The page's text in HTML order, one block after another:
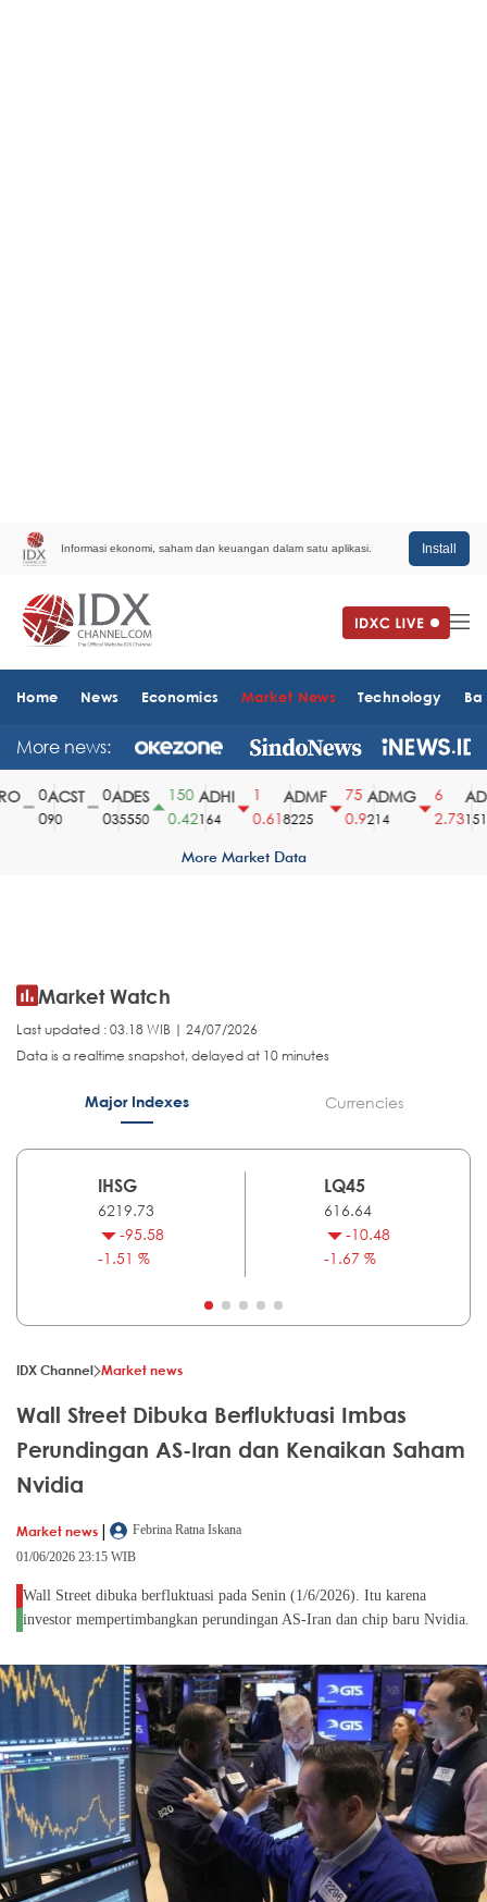
Informasi ekonomi, saham dan keuangan dalam satu aplikasi. Install
Home News Economics Market News Technology
More news:
ACST
90
ADES
35550
150
0.42
ADHI
164
0.61
ADMF
8225
75
0.9
ADMG
214
2.731510
More Market Data
Market Watch
Last updated : 03.18 WIB | 24/07/2026
Data is a realtime snapshot, delayed at 10 minutes
Major Indexes Currencies
IHSG
6219.73
-95.58
-1.51 %
LQ45
616.64
-10.48
-1.67 %
IDX Channel Market news
Wall Street Dibuka Berfluktuasi Imbas
Perundingan AS-Iran dan Kenaikan Saham
Nvidia
Market news |
Febrina Ratna Iskana
01/06/2026 23:15 WIB
Wall Street dibuka berfluktuasi pada Senin (1/6/2026). Itu karena
investor mempertimbangkan perundingan AS-Iran dan chip baru Nvidia.